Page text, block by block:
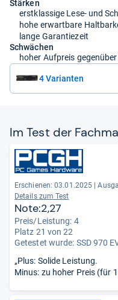
Stärken
erstklassige Lese- und
hohe erwartbare
lange Garantiezeit
Schwächen
hoher Aufpreis
4 Varianten
Im Test der
Erschienen: 03.01.2025 |
Details zum Test
Note:2,27
Preis/Leistung: 4
Platz 21 von 22
Getestet wurde: SSD 970
„Plus: Solide Leistung.
Minus: zu hoher Preis (für 1